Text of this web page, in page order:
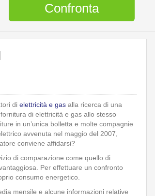
Confronta
di elettricità e gas alla ricerca di una
di elettricità e gas allo stesso
in un’unica bolletta e molte compagnie
avvenuta nel maggio del 2007,
conviene affidarsi?
di comparazione come quello di
Per effettuare un confronto
consumo energetico.
mensile e alcune informazioni relative